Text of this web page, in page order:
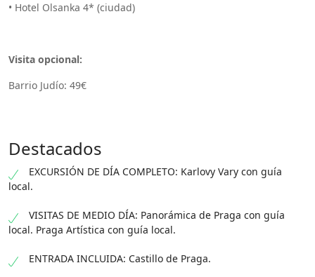
• Hotel Olsanka 4* (ciudad)
Visita opcional:
Barrio Judío: 49€
Destacados
EXCURSIÓN DE DÍA COMPLETO: Karlovy Vary con guía
local.
VISITAS DE MEDIO DÍA: Panorámica de Praga con guía
local. Praga Artística con guía local.
ENTRADA INCLUIDA: Castillo de Praga.